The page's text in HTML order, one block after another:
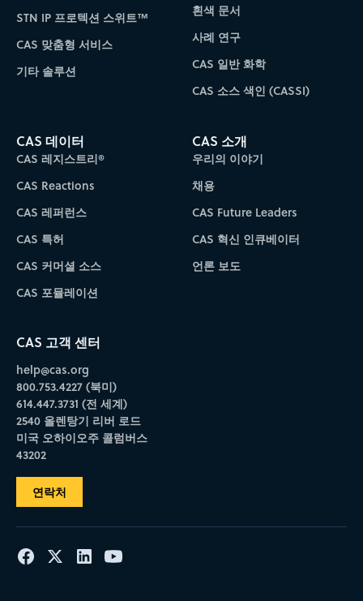
STN IP 프로텍션 스위트™
CAS 맞춤형 서비스
기타 솔루션
흰색 문서
사례 연구
CAS 일반 화학
CAS 소스 색인 (CASSI)
CAS 데이터
CAS 레지스트리®
CAS Reactions
CAS 레퍼런스
CAS 특허
CAS 커머셜 소스
CAS 포뮬레이션
CAS 소개
우리의 이야기
채용
CAS Future Leaders
CAS 혁신 인큐베이터
언론 보도
CAS 고객 센터
help@cas.org
800.753.4227 (북미)
614.447.3731 (전 세계)
2540 올렌탕기 리버 로드
미국 오하이오주 콜럼버스
43202
연락처